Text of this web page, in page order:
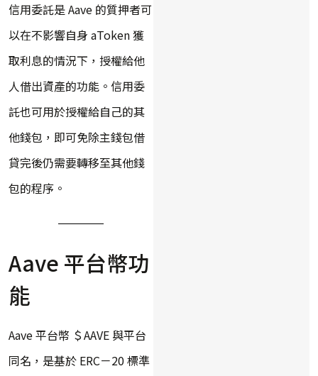
信用委託是 Aave 的質押者可
以在不影響自身 aToken 獲
取利息的情況下，授權給他
人借出資產的功能。信用委
託也可用於授權給自己的其
他錢包，即可免除主錢包借
貸完後仍需要轉移至其他錢
包的程序。
Aave 平台幣功
能
Aave 平台幣 ＄AAVE 與平台
同名，是基於 ERC－20 標準